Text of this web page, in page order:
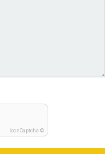
IconCaptcha ©